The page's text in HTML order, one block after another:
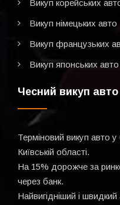
Викуп корейських
Викуп німецьких авто
Викуп французьких
Викуп японських авто
Чесний викуп авто
Терміновий викуп авто
Київській області.
На 15% дорожче за
через банк.
Найвигідніший і